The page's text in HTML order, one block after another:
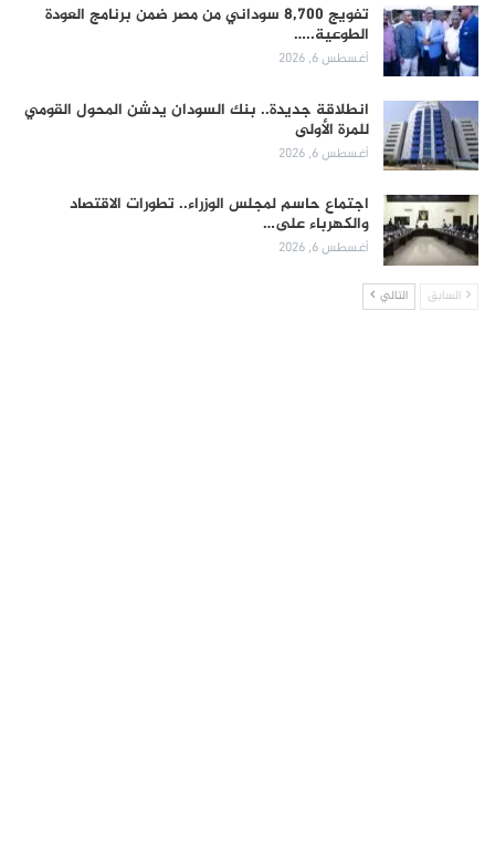
تفويج 8,700 سوداني من مصر ضمن برنامج العودة
الطوعية..…
أغسطس 6, 2026
انطلاقة جديدة.. بنك السودان يدشن المحول القومي
للمرة الأولى
أغسطس 6, 2026
اجتماع حاسم لمجلس الوزراء.. تطورات الاقتصاد
والكهرباء على…
أغسطس 6, 2026
السابق التالي